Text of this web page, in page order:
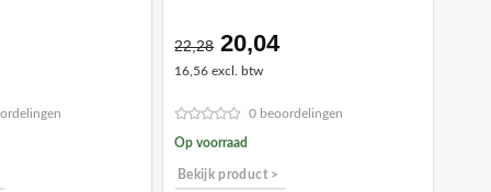
22,28 Oorspronkelijke
prijs
€22,28.
20,04Huidige
€20,04.
16,56 excl. btw
0 beoordelingen
Op voorraad
Bekijk product >